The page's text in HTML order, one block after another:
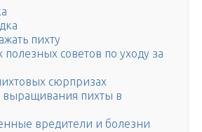
пихту
полезных советов по уходу за
сюрпризах
выращивания пихты в
вредители и болезни